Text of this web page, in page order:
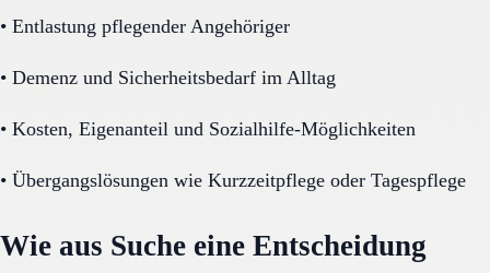
• Entlastung pflegender Angehöriger
• Demenz und Sicherheitsbedarf im Alltag
• Kosten, Eigenanteil und Sozialhilfe-Möglichkeiten
• Übergangslösungen wie Kurzzeitpflege oder Tagespflege
Wie aus Suche eine Entscheidung